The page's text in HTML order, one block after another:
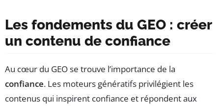
Les fondements du GEO : créer
un contenu de confiance
Au cœur du GEO se trouve l’importance de la
confiance. Les moteurs génératifs privilégient les
contenus qui inspirent confiance et répondent aux